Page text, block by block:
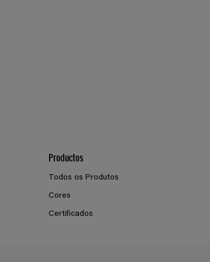
Productos
Todos os Produtos
Cores
Certificados